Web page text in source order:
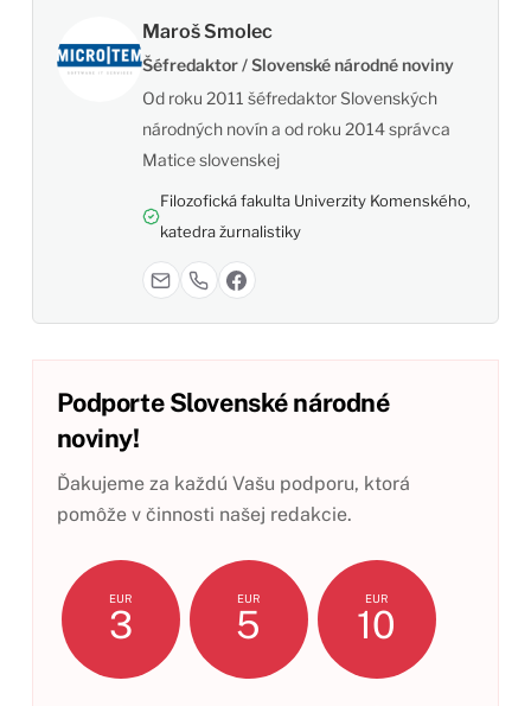
Maroš Smolec
Šéfredaktor / Slovenské národné noviny
Od roku 2011 šéfredaktor Slovenských
národných novín a od roku 2014 správca
Matice slovenskej
Filozofická fakulta Univerzity Komenského,
katedra žurnalistiky
Podporte Slovenské národné
noviny!
Ďakujeme za každú Vašu podporu, ktorá
pomôže v činnosti našej redakcie.
EUR
3
EUR
5
EUR
10